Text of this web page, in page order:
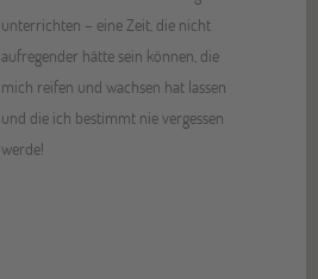
unterrichten – eine Zeit, die nicht
aufregender hätte sein können, die
mich reifen und wachsen hat lassen
und die ich bestimmt nie vergessen
werde!